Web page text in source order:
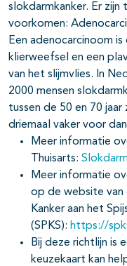
slokdarmkanker. Er
voorkomen:
Een adenocarcinoom
klierweefsel en een
van het slijmvlies. In
2000 mensen
tussen de 50 en 70
driemaal vaker voor
Meer informatie
Thuisarts:
Meer informatie
op de website
Kanker aan het
(SPKS): https://
Bij deze richtlijn is
keuzekaart kan